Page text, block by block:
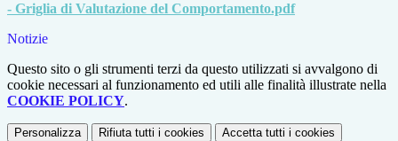
- Griglia di Valutazione del Comportamento.pdf
Notizie
Questo sito o gli strumenti terzi da questo utilizzati si avvalgono di
cookie necessari al funzionamento ed utili alle finalità illustrate nella
COOKIE POLICY.
Personalizza Rifiuta tutti i cookies Accetta tutti i cookies